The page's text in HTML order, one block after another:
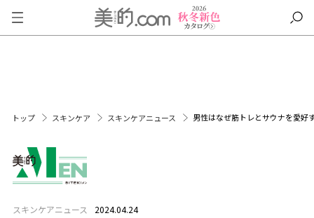
トップ スキンケア スキンケアニュース 男性はなぜ筋トレとサウナを愛
スキンケアニュース 2024.04.24